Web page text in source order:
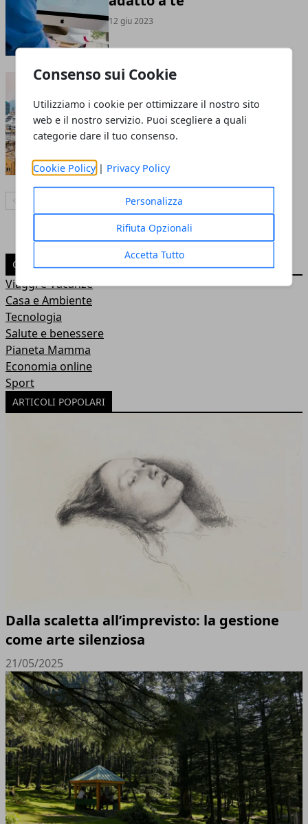
Consenso sui Cookie
Utilizziamo i cookie per ottimizzare il nostro sito
web e il nostro servizio. Puoi scegliere a quali
categorie dare il tuo consenso.
Cookie Policy | Privacy Policy
Personalizza
Rifiuta Opzionali
Accetta Tutto
12 giu 2023
I migliori quartieri di
Genova da visitare
14 feb 2023
Articolo Precedente
CATEGORIE
Viaggi e Vacanze
Casa e Ambiente
Tecnologia
Salute e benessere
Pianeta Mamma
Economia online
Sport
ARTICOLI POPOLARI
Dalla scaletta all’imprevisto: la gestione
come arte silenziosa
21/05/2025